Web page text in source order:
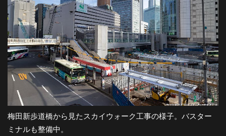
梅田新歩道橋から見たスカイウォーク工事の様子。バスター
ミナルも整備中。